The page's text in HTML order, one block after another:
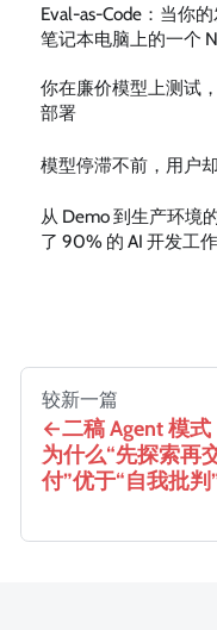
Eval-as-Code：当你
笔记本电脑上的一个
你在廉价模型上测试
部署
模型停滞不前，用户
从 Demo 到生产环境
了 90% 的 AI 开发工作
较新一篇
二稿 Agent 模式
为什么“先探索再
付”优于“自我批判